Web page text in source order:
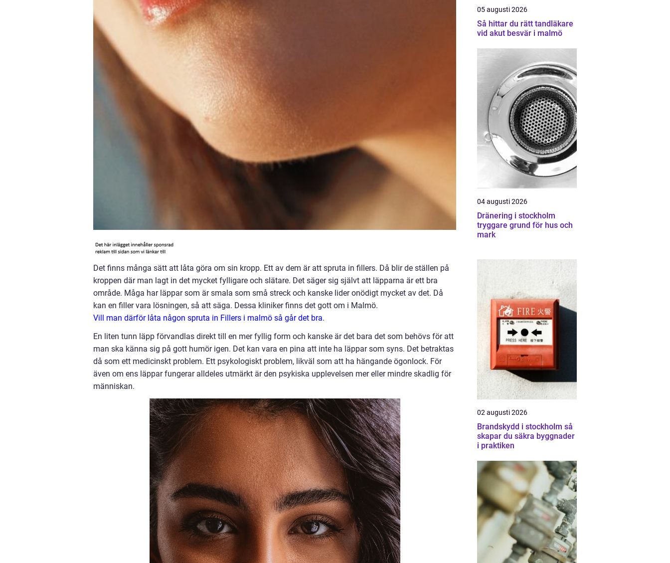
Det finns många sätt att låta göra om sin kropp. Ett av dem är att spruta in fillers. Då blir de ställen på
kroppen där man lagt in det mycket fylligare och slätare. Det säger sig självt att läpparna är ett bra
område. Måga har läppar som är smala som små streck och kanske lider onödigt mycket av det. Då
kan en filler vara lösningen, så att säga. Dessa kliniker finns det gott om i Malmö.
Vill man därför låta någon spruta in Fillers i malmö så går det bra.
En liten tunn läpp förvandlas direkt till en mer fyllig form och kanske är det bara det som behövs för att
man ska känna sig på gott humör igen. Det kan vara en pina att inte ha läppar som syns. Det betraktas
då som ett medicinskt problem. Ett psykologiskt problem, likväl som att ha hängande ögonlock. För
även om ens läppar fungerar alldeles utmärkt är den psykiska upplevelsen mer eller mindre skadlig för
människan.
05 augusti 2026
Så hittar du rätt tandläkare
vid akut besvär i malmö
04 augusti 2026
Dränering i stockholm
tryggare grund för hus och
mark
02 augusti 2026
Brandskydd i stockholm så
skapar du säkra byggnader
i praktiken